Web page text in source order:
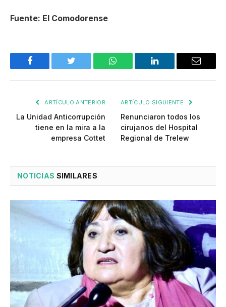
Fuente: El Comodorense
Facebook Twitter WhatsApp LinkedIn Email
ARTÍCULO ANTERIOR
La Unidad Anticorrupción
tiene en la mira a la
empresa Cottet
ARTÍCULO SIGUIENTE
Renunciaron todos los
cirujanos del Hospital
Regional de Trelew
NOTICIAS SIMILARES